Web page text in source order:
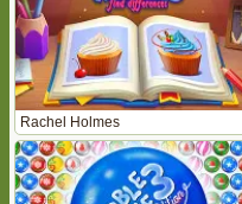
Rachel Holmes